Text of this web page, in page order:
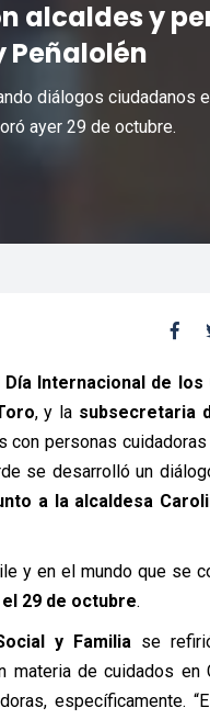
alcaldes y
Peñalolén
diálogos ciudadanos
ayer 29 de octubre.
Día Internacional de
, y la subsecretaria
con personas
se desarrolló un
a la alcaldesa
y en el mundo que se
29 de octubre.
y Familia se
materia de cuidados
específicamente.